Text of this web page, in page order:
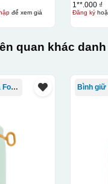
để xem giá
1**.000 ₫
Đăng ký
quan khác
Bình giữ nhiệt La Fonte